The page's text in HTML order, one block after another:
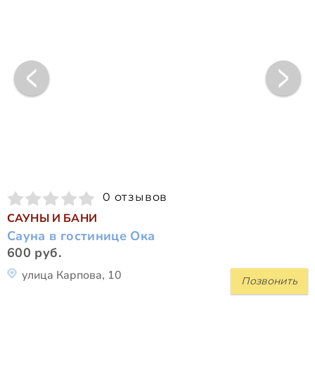
0 отзывов
САУНЫ И БАНИ
Сауна в гостинице Ока
600 руб.
Позвонить
улица Карпова, 10